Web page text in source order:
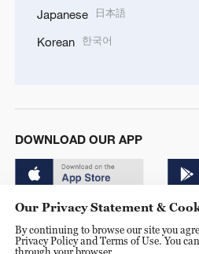
Japanese 日本語
Korean 한국어
DOWNLOAD OUR APP
Our Privacy Statement &
By continuing to browse our site you
Privacy Policy and Terms of Use. You
through your browser.